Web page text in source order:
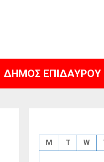
ΔΗΜΟΣ ΕΠΙΔΑΥΡΟΥ
M T W